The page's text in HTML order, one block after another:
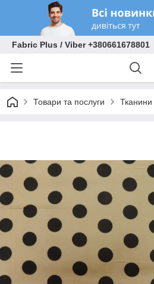
Fabric Plus / Viber +380661678801
Товари та послуги Тканини